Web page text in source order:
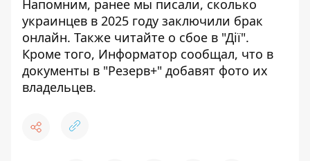
Напомним, ранее мы писали, сколько
украинцев в 2025 году заключили брак
онлайн. Также читайте о сбое в "Дії".
Кроме того, Информатор сообщал, что в
документы в "Резерв+" добавят фото их
владельцев.